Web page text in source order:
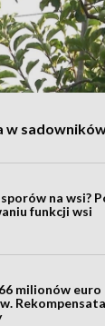
w
na wsi?
funkcji wsi
milionów